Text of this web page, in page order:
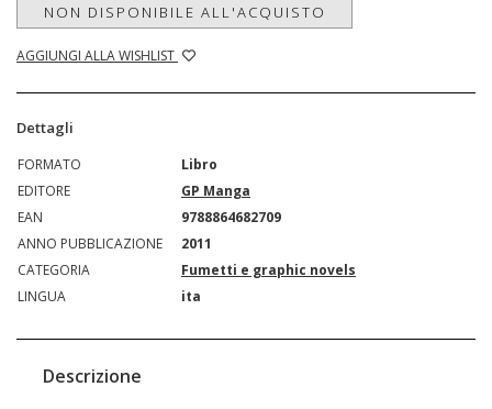
NON DISPONIBILE ALL'ACQUISTO
AGGIUNGI ALLA WISHLIST
Dettagli
FORMATO
Libro
EDITORE
GP Manga
EAN
9788864682709
ANNO PUBBLICAZIONE
2011
CATEGORIA
Fumetti e graphic novels
LINGUA
ita
Descrizione